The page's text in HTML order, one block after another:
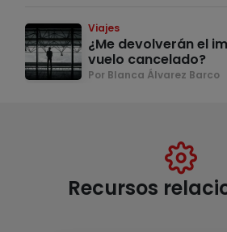
Viajes
¿Me devolverán el
vuelo cancelado?
Por Blanca Álvarez Barco
Recursos